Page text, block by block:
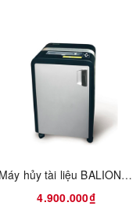
Máy hủy tài liệu BALION NH-8600C
4.900.000₫